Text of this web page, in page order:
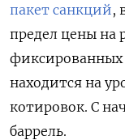
пакет санкций,
предел цены на
фиксированных
находится на
котировок. С
баррель.